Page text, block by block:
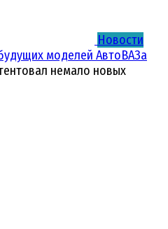
Новости
моделей АвтоВАЗа
немало новых